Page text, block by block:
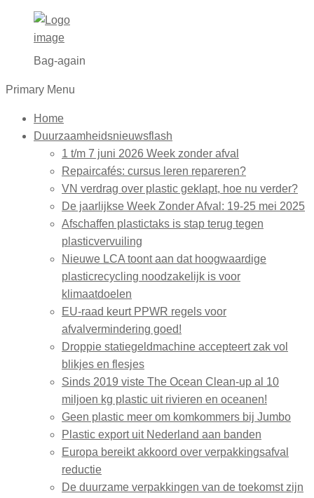
Bag-again
Primary Menu
Home
Duurzaamheidsnieuwsflash
1 t/m 7 juni 2026 Week zonder afval
Repaircafés: cursus leren repareren?
VN verdrag over plastic geklapt, hoe nu verder?
De jaarlijkse Week Zonder Afval: 19-25 mei 2025
Afschaffen plastictaks is stap terug tegen
plasticvervuiling
Nieuwe LCA toont aan dat hoogwaardige
plasticrecycling noodzakelijk is voor
klimaatdoelen
EU-raad keurt PPWR regels voor
afvalvermindering goed!
Droppie statiegeldmachine accepteert zak vol
blikjes en flesjes
Sinds 2019 viste The Ocean Clean-up al 10
miljoen kg plastic uit rivieren en oceanen!
Geen plastic meer om komkommers bij Jumbo
Plastic export uit Nederland aan banden
Europa bereikt akkoord over verpakkingsafval
reductie
De duurzame verpakkingen van de toekomst zijn